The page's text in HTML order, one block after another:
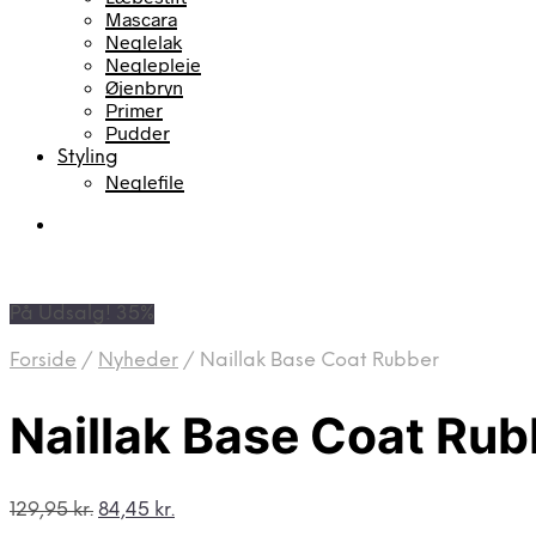
Mascara
Neglelak
Neglepleje
Øjenbryn
Primer
Pudder
Styling
Neglefile
På Udsalg! 35%
Forside / Nyheder / Naillak Base Coat Rubber
Naillak Base Coat
129,95kr. Den
84,45 kr.